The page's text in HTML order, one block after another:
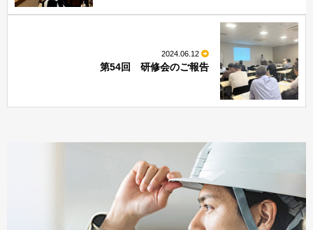
2024.06.12
第54回 研修会のご報告